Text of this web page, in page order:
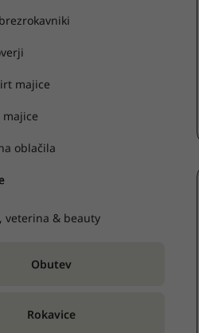
majice
majice
oblačila
veterina & beauty
Obutev
Rokavice